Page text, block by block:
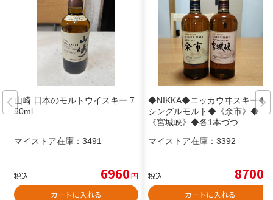
山崎 日本のモルトウイスキー 7
50ml
マイストア在庫： 3491
税込 6960円
カートに入れる
◆NIKKA◆ニッカウヰスキー◆
シングルモルト◆《余市》◆
《宮城峡》◆各1本づつ
マイストア在庫： 3392
税込 8700
カートに入れる